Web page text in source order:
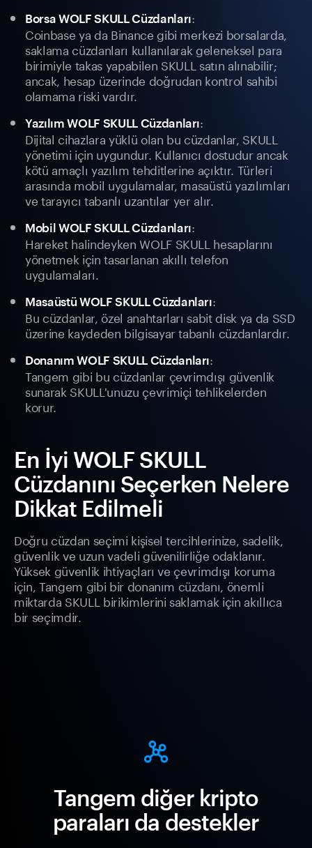
Borsa WOLF SKULL Cüzdanları:
Coinbase ya da Binance gibi merkezi borsalarda,
saklama cüzdanları kullanılarak geleneksel para
birimiyle takas yapabilen SKULL satın alınabilir;
ancak, hesap üzerinde doğrudan kontrol sahibi
olamama riski vardır.
Yazılım WOLF SKULL Cüzdanları:
Dijital cihazlara yüklü olan bu cüzdanlar, SKULL
yönetimi için uygundur. Kullanıcı dostudur ancak
kötü amaçlı yazılım tehditlerine açıktır. Türleri
arasında mobil uygulamalar, masaüstü yazılımları
ve tarayıcı tabanlı uzantılar yer alır.
Mobil WOLF SKULL Cüzdanları:
Hareket halindeyken WOLF SKULL hesaplarını
yönetmek için tasarlanan akıllı telefon
uygulamaları.
Masaüstü WOLF SKULL Cüzdanları:
Bu cüzdanlar, özel anahtarları sabit disk ya da SSD
üzerine kaydeden bilgisayar tabanlı cüzdanlardır.
Donanım WOLF SKULL Cüzdanları:
Tangem gibi bu cüzdanlar çevrimdışı güvenlik
sunarak SKULL'unuzu çevrimiçi tehlikelerden
korur.
En İyi WOLF SKULL
Cüzdanını Seçerken Nelere
Dikkat Edilmeli
Doğru cüzdan seçimi kişisel tercihlerinize, sadelik,
güvenlik ve uzun vadeli güvenilirliğe odaklanır.
Yüksek güvenlik ihtiyaçları ve çevrimdışı koruma
için, Tangem gibi bir donanım cüzdanı, önemli
miktarda SKULL birikimlerini saklamak için akıllıca
bir seçimdir.
Tangem diğer kripto
paraları da destekler